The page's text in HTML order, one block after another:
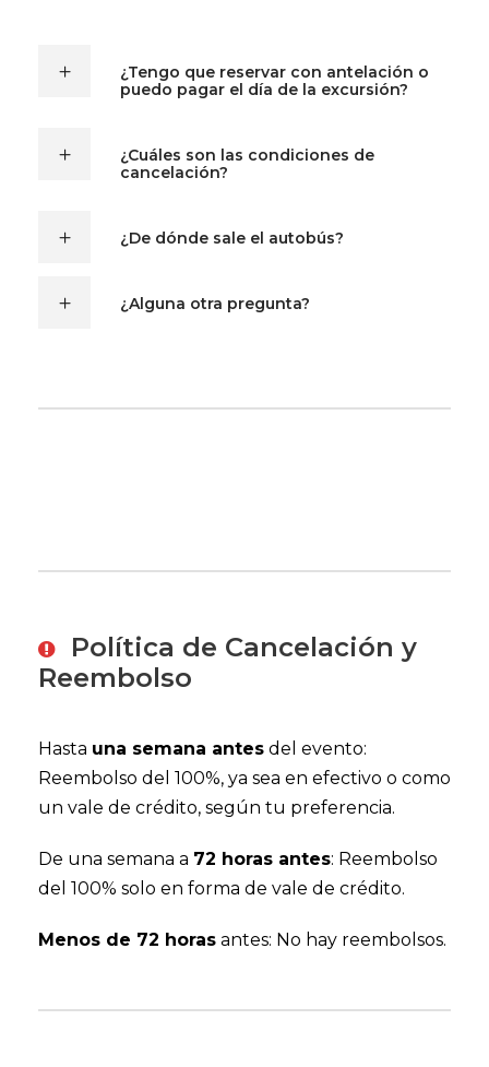
¿Tengo que reservar con antelación o
puedo pagar el día de la excursión?
¿Cuáles son las condiciones de
cancelación?
¿De dónde sale el autobús?
¿Alguna otra pregunta?
Política de Cancelación y
Reembolso
Hasta una semana antes del evento:
Reembolso del 100%, ya sea en efectivo o como
un vale de crédito, según tu preferencia.
De una semana a 72 horas antes: Reembolso
del 100% solo en forma de vale de crédito.
Menos de 72 horas antes: No hay reembolsos.